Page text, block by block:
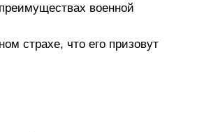
военной
страхе, что его призовут